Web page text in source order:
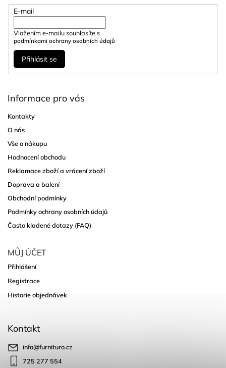
E-mail
Vložením e-mailu souhlasíte s
podmínkami ochrany osobních údajů
Přihlásit se
Informace pro vás
Kontakty
O nás
Vše o nákupu
Hodnocení obchodu
Reklamace zboží a vrácení zboží
Doprava a balení
Obchodní podmínky
Podmínky ochrany osobních údajů
Často kladené dotazy (FAQ)
MŮJ ÚČET
Přihlášení
Registrace
Historie objednávek
Kontakt
info@furnituro.cz
725 277 554